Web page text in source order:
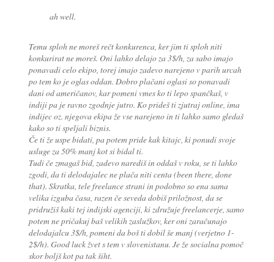
ah well.
Temu sploh ne moreš rečt konkurenca, ker jim ti sploh niti
konkurirat ne moreš. Oni lahko delajo za 3$/h, za sabo imajo
ponavadi celo ekipo, torej imajo zadevo narejeno v parih urcah
po tem ko je oglas oddan. Dobro plačani oglasi so ponavadi
dani od američanov, kar pomeni vmes ko ti lepo spančkaš, v
indiji pa je ravno zgodnje jutro. Ko prideš ti zjutraj online, ima
indijec oz. njegova ekipa že vse narejeno in ti lahko samo gledaš
kako so ti speljali biznis.
Če ti že uspe bidati, pa potem pride kak kitajc, ki ponudi svoje
usluge za 50% manj kot si bidal ti.
Tudi če zmagaš bid, zadevo narediš in oddaš v roku, se ti lahko
zgodi, da ti delodajalec ne plača niti centa (been there, done
that). Skratka, tele freelance strani in podobno so ena sama
velika izguba časa, razen če seveda dobiš priložnost, da se
pridružiš kaki tej indijski agenciji, ki združuje freelancerje, samo
potem ne pričakuj baš velikih zaslužkov, ker oni zaračunajo
delodajalcu 3$/h, pomeni da boš ti dobil še manj (verjetno 1-
2$/h). Good luck žvet s tem v slovenistanu. Je že socialna pomoč
skor boljš kot pa tak šiht.